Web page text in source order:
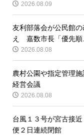
2026.08.09
友利部落会が公民館
え 嘉数市長「優先順
2026.08.08
農村公園や指定管理
経営会議
2026.08.08
台風１３号が宮古接
便２日連続閉館